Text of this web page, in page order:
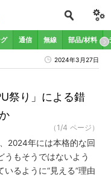
通信 無線 部品/材料
2024年3月27日
祭り」による錯
（1/4 ページ）
2024年には本格的な回
うもそうではないよう
るように“見える”理由